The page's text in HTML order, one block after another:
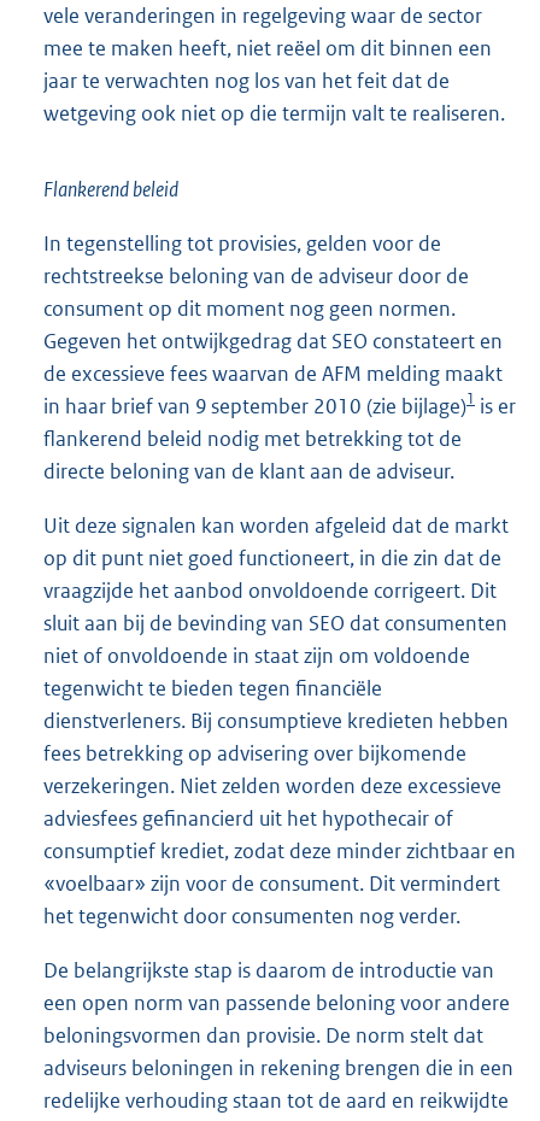
vele veranderingen in regelgeving waar de sector
mee te maken heeft, niet reëel om dit binnen een
jaar te verwachten nog los van het feit dat de
wetgeving ook niet op die termijn valt te realiseren.
Flankerend beleid
In tegenstelling tot provisies, gelden voor de
rechtstreekse beloning van de adviseur door de
consument op dit moment nog geen normen.
Gegeven het ontwijkgedrag dat SEO constateert en
de excessieve feeswaarvan de AFM melding maakt
in haar brief van 9 september 2010 (zie bijlage)1 is er
flankerend beleid nodig met betrekking tot de
directe beloning van de klant aan de adviseur.
Uit deze signalen kan worden afgeleid dat de markt
op dit punt niet goed functioneert, in die zin dat de
vraagzijde het aanbod onvoldoende corrigeert. Dit
sluit aan bij de bevinding van SEO dat consumenten
niet of onvoldoende in staat zijn om voldoende
tegenwicht te bieden tegen financiële
dienstverleners. Bij consumptieve kredieten hebben
fees betrekking op advisering over bijkomende
verzekeringen. Niet zelden worden deze excessieve
adviesfees gefinancierd uit het hypothecair of
consumptief krediet, zodat deze minder zichtbaar en
«voelbaar» zijn voor de consument. Dit vermindert
het tegenwicht door consumenten nog verder.
De belangrijkste stap is daarom de introductie van
een open norm van passende beloning voor andere
beloningsvormen dan provisie. De norm stelt dat
adviseurs beloningen in rekening brengen die in een
redelijke verhouding staan tot de aard en reikwijdte